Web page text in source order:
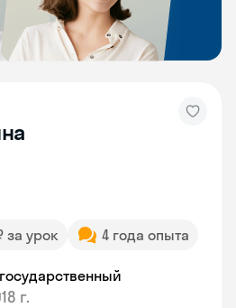
за урок 4 года опыта
г.